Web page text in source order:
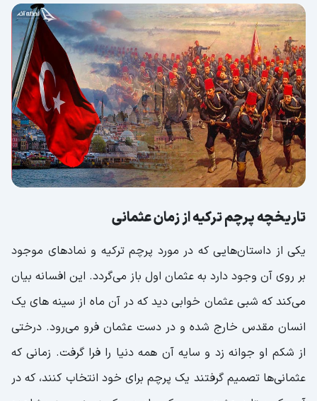
تاریخچه پرچم ترکیه از زمان عثمانی
یکی از داستان‌هایی که در مورد پرچم ترکیه و نمادهای موجود
بر روی آن وجود دارد به عثمان اول باز می‌گردد. این افسانه بیان
می‌کند که شبی عثمان خوابی دید که در آن ماه از سینه های یک
انسان مقدس خارج شده و در دست عثمان فرو می‌رود. درختی
از شکم او جوانه زد و سایه آن همه دنیا را فرا گرفت. زمانی که
عثمانی‌ها تصمیم گرفتند یک پرچم برای خود انتخاب کنند، که در